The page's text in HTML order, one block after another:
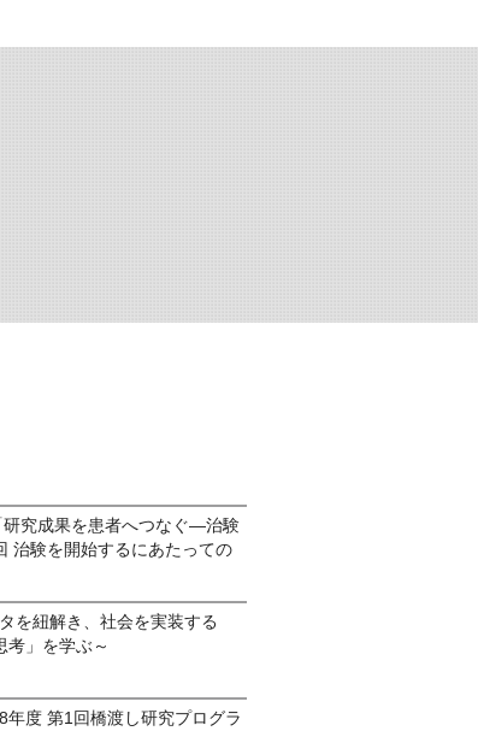
究成果を患者へつなぐ―治験
治験を開始するにあたっての
を紐解き、社会を実装する
考」を学ぶ～
年度 第1回橋渡し研究プログラ